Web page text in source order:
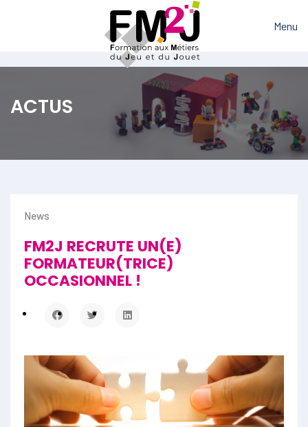
Menu
ACTUS
News
FM2J RECRUTE UN(E)
FORMATEUR(TRICE)
OCCASIONNEL !